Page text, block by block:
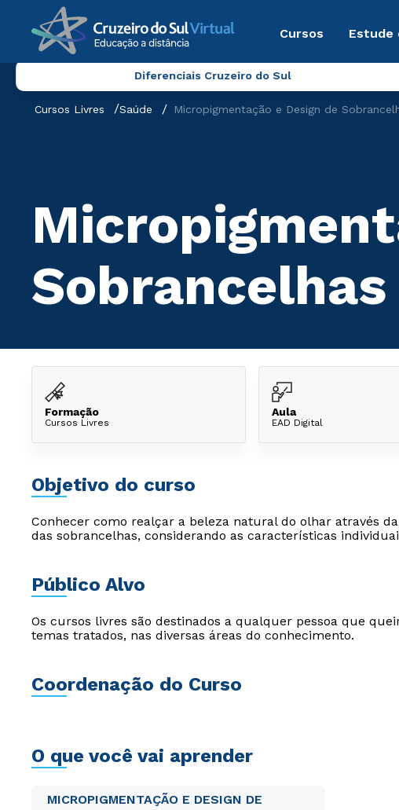
Cursos Estude
Diferenciais Cruzeiro do Sul
Cursos Livres Saúde Micropigmentação e Design de
Sobrancelhas
Formação
Cursos Livres
Aula
EAD Digital
Objetivo do curso
Conhecer como realçar a beleza natural do olhar através
das sobrancelhas, considerando as características
Público Alvo
Os cursos livres são destinados a qualquer pessoa que
temas tratados, nas diversas áreas do conhecimento.
Coordenação do Curso
O que você vai aprender
MICROPIGMENTAÇÃO E DESIGN DE